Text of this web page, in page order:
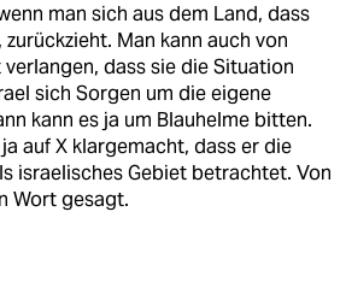
man sich aus dem Land, dass
Man kann auch von
dass sie die Situation
sich Sorgen um die eigene
kann es ja um Blauhelme bitten.
auf X klargemacht, dass er die
israelisches Gebiet betrachtet. Von
Wort gesagt.